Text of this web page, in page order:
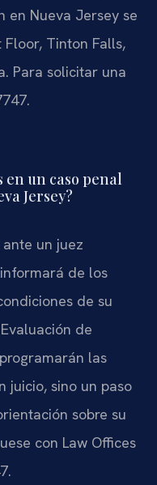
en Nueva Jersey se
Tinton Falls,
Para solicitar una
en un caso penal
Jersey?
un juez
de los
de su
de
las
juicio, sino un paso
sobre su
con Law Offices